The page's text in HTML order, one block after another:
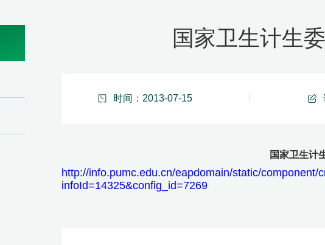
国家卫生计生
时间：2013-07-15
国家卫生计
http://info.pumc.edu.cn/eapdomain/static/
infoId=14325&config_id=7269